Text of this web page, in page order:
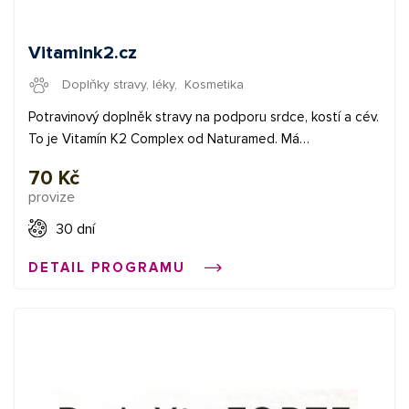
Vitamink2.cz
Doplňky stravy, léky, Kosmetika
Potravinový doplněk stravy na podporu srdce, kostí a cév.
To je Vitamín K2 Complex od Naturamed. Má
spokojených zákazníků. Balení vitamínu K2 je možné
objednat na zkoušku zdarma. Za to náleží publisherům
fixní odměna 2,8 €. ✅ fixní provize 2,8 € Začněte
Vám získat Vaše první konverze a provedeme Vás affiliate
70 Kč
provize
30 dní
DETAIL PROGRAMU